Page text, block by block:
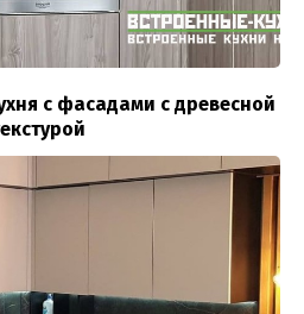
с фасадами с древесной